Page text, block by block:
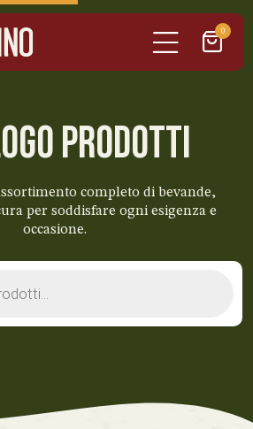
0
PRODOTTI
completo di bevande,
per soddisfare ogni esigenza e
occasione.